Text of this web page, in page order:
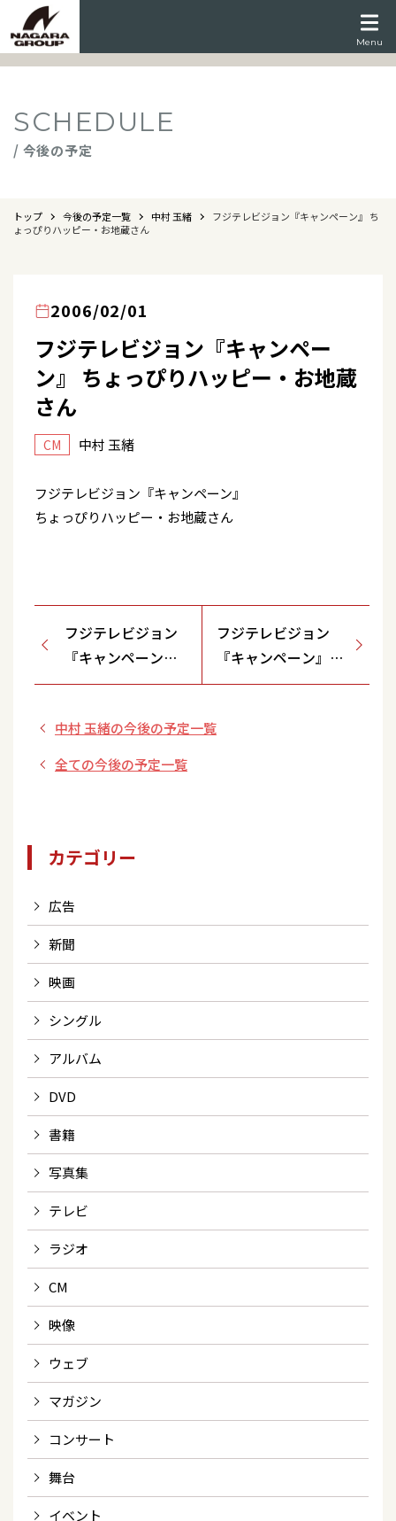
Menu
SCHEDULE
/ 今後の予定
トップ 今後の予定一覧 中村 玉緒
フジテレビジョン『キャンペーン』 ち
ょっぴりハッピー・お地蔵さん
2006/02/01
フジテレビジョン『キャンペー
ン』 ちょっぴりハッピー・お地蔵
さん
CM 中村 玉緒
フジテレビジョン『キャンペーン』
ちょっぴりハッピー・お地蔵さん
フジテレビジョン
『キャンペーン』
ちょっぴりハッピ
れる人々
フジテレビジョン
『キャンペーン』
ちょっぴりハッピ
中村 玉緒の今後の予定一覧
全ての今後の予定一覧
カテゴリー
広告
新聞
映画
シングル
アルバム
DVD
書籍
写真集
テレビ
ラジオ
CM
映像
ウェブ
マガジン
コンサート
舞台
イベント